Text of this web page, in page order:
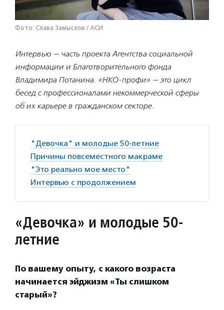
Фото: Слава Замыслов / АСИ
Интервью — часть проекта Агентства социальной
информации и Благотворительного фонда
Владимира Потанина. «НКО-профи» — это цикл
бесед с профессионалами некоммерческой сферы
об их карьере в гражданском секторе.
"Девочка" и молодые 50-летние
Причины повсеместного макраме
"Это реально мое место"
Интервью с продолжением
«Девочка» и молодые 50-
летние
По вашему опыту, с какого возраста
начинается эйджизм «Ты слишком
старый»?